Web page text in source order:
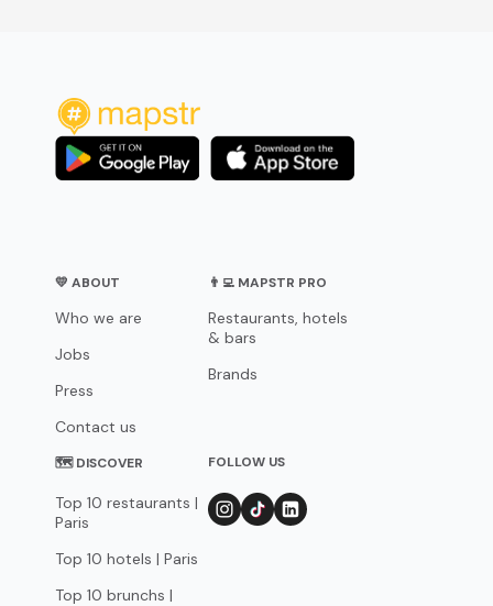
💛 ABOUT
Who we are
Jobs
Press
Contact us
👨‍💻 MAPSTR PRO
Restaurants, hotels
& bars
Brands
🗺 DISCOVER
Top 10 restaurants |
Paris
Top 10 hotels | Paris
Top 10 brunchs |
FOLLOW US